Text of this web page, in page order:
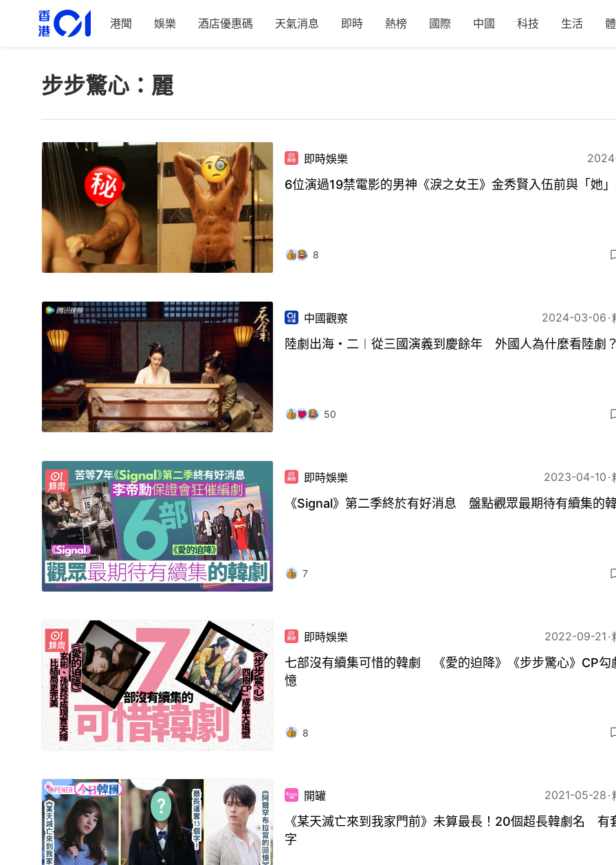
港聞 娛樂 酒店優惠碼 天氣消息 即時 熱榜 國際 中國 科技 生活
步步驚心：麗
即時娛樂
6位演過19禁電影的男神《淚之女王》金秀賢入伍前與「她
8
中國觀察 2024-03-06
陸劇出海・二︱從三國演義到慶餘年 外國人為什麼看陸劇？
50
即時娛樂 2023-04-10
《Signal》第二季終於有好消息 盤點觀眾最期待有續集的
7
即時娛樂 2022-09-21
七部沒有續集可惜的韓劇 《愛的迫降》《步步驚心》CP勾
憶
8
開罐 2021-05-28
《某天滅亡來到我家門前》未算最長！20個超長韓劇名 有
字